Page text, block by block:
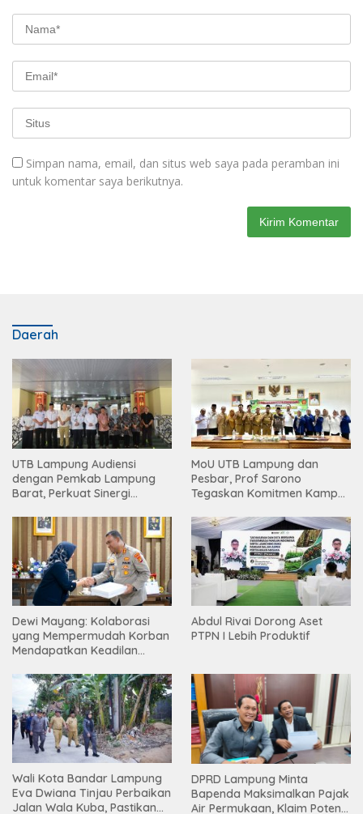
Simpan nama, email, dan situs web saya pada peramban ini
untuk komentar saya berikutnya.
Daerah
UTB Lampung Audiensi
dengan Pemkab Lampung
Barat, Perkuat Sinergi
Tinggi
MoU UTB Lampung dan
Pesbar, Prof Sarono
Tegaskan Komitmen Kampus
Masyarakat
Dewi Mayang: Kolaborasi
yang Mempermudah Korban
Mendapatkan Keadilan
Abdul Rivai Dorong Aset
PTPN I Lebih Produktif
Wali Kota Bandar Lampung
Eva Dwiana Tinjau Perbaikan
Jalan Wala Kuba, Pastikan
DPRD Lampung Minta
Bapenda Maksimalkan Pajak
Air Permukaan, Klaim Potensi